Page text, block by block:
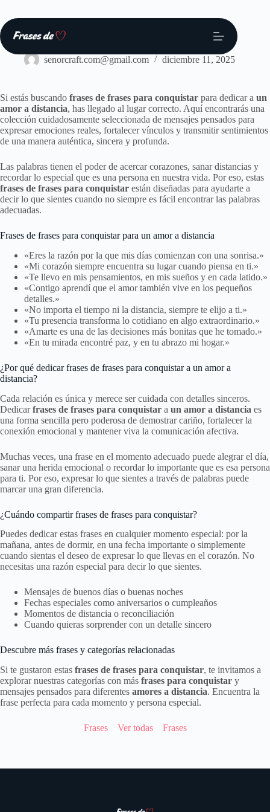
contenido
Frases
senorcraft.com@gmail.com diciembre 11, 2025
Si estás buscando frases de frases para conquistar para dedicar a un
amor a distancia, has llegado al lugar correcto. Aquí encontrarás una
colección cuidadosamente seleccionada de mensajes pensados para
expresar emociones reales, fortalecer vínculos y transmitir sentimientos
de una manera auténtica, sincera y profunda.
Las palabras tienen el poder de acercar corazones, sanar distancias y
recordar lo especial que es una persona en nuestra vida. Por eso, estas
frases de frases para conquistar están diseñadas para ayudarte a
decir lo que sientes cuando no siempre es fácil encontrar las palabras
adecuadas.
Frases de frases para conquistar para un amor a distancia
«Eres la razón por la que mis días comienzan con una sonrisa.»
«Mi corazón siempre encuentra su lugar cuando piensa en ti.»
«Te llevo en mis pensamientos, en mis sueños y en cada latido.»
«Contigo aprendí que el amor también vive en los pequeños
detalles.»
«No importa el tiempo ni la distancia, siempre te elijo a ti.»
«Tu presencia transforma lo cotidiano en algo extraordinario.»
«Amarte es una de las decisiones más bonitas que he tomado.»
«En tu mirada encontré paz, y en tu abrazo mi hogar.»
¿Por qué dedicar frases de frases para conquistar a un amor a
distancia?
Cada relación es única y merece ser cuidada con detalles sinceros.
Dedicarfrases de frases para conquistar a un amor a distancia es
una forma sencilla pero poderosa de demostrar cariño, fortalecer la
conexión emocional y mantener viva la comunicación afectiva.
Muchas veces, una frase en el momento adecuado puede alegrar el día,
sanar una herida emocional o recordar lo importante que es esa persona
para ti. Por eso, expresar lo que sientes a través de palabras puede
marcar una gran diferencia.
¿Cuándo compartir frases de frases para conquistar?
Puedes dedicar estas frases en cualquier momento especial: por la
mañana, antes de dormir, en una fecha importante o simplemente
cuando sientas el deseo de expresar lo que llevas en el corazón. No
necesitas una razón especial para decir lo que sientes.
Mensajes de buenos días o buenas noches
Fechas especiales como aniversarios o cumpleaños
Momentos de distancia o reconciliación
Cuando quieras sorprender con un detalle sincero
Descubre más frases y categorías relacionadas
Si te gustaron estas frases de frases para conquistar, te invitamos a
explorar nuestras categorías con más frases para conquistar y
mensajes pensados para diferentes amores a distancia. Encuentra la
frase perfecta para cada momento y persona especial.
Frases Ver todas Frases